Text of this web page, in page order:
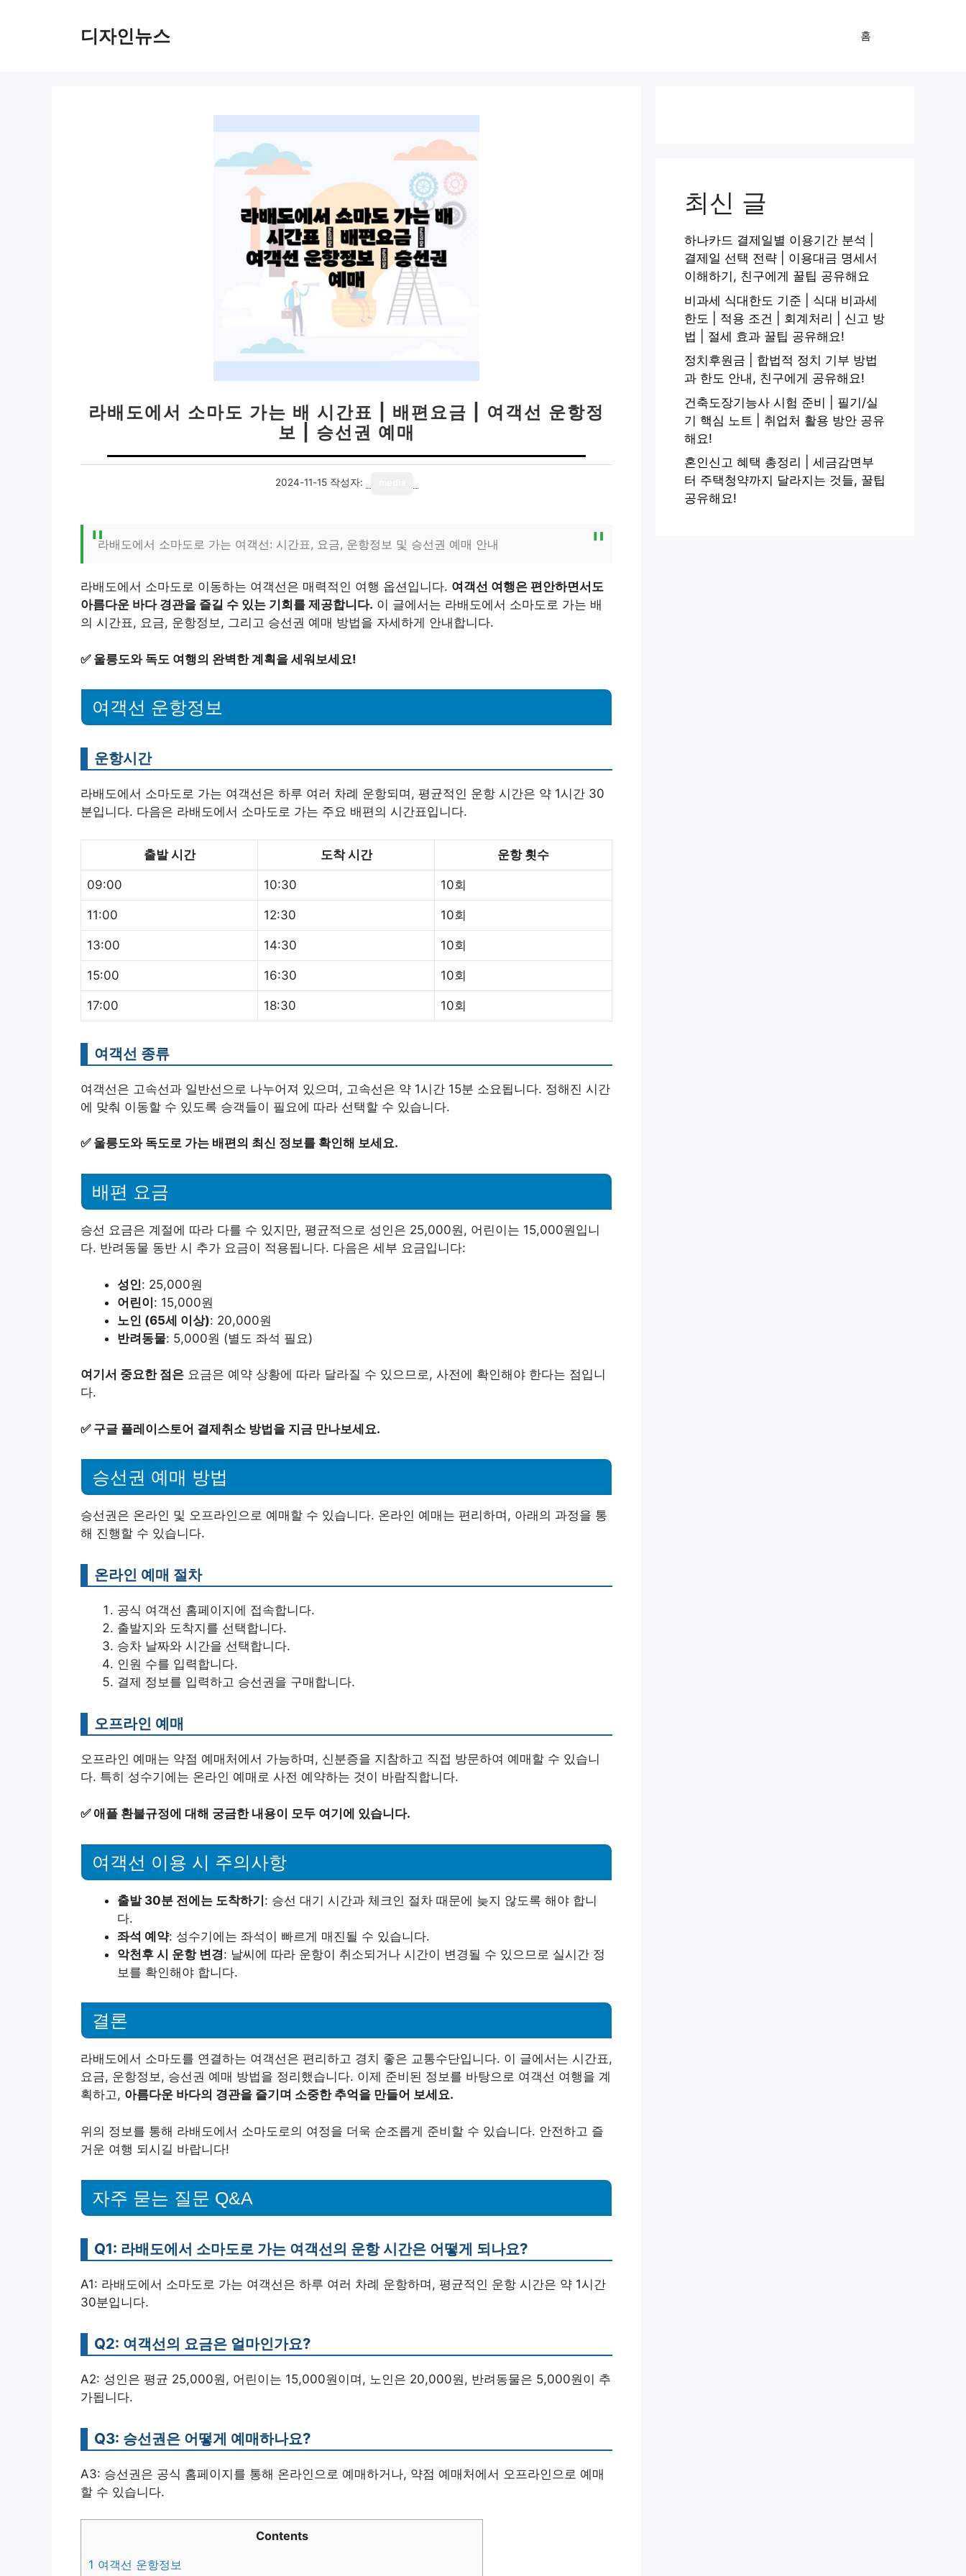
디자인뉴스 홈
라배도에서 소마도 가는 배 시간표 | 배편요금 | 여객선 운항정
보 | 승선권 예매
2024-11-15 작성자:
라배도에서 소마도로 가는 여객선: 시간표, 요금, 운항정보 및 승선권 예매 안내
라배도에서 소마도로 이동하는 여객선은 매력적인 여행 옵션입니다. 여객선 여행은 편안하면서도
아름다운 바다 경관을 즐길 수 있는 기회를 제공합니다. 이 글에서는 라배도에서 소마도로 가는 배
의 시간표, 요금, 운항정보, 그리고 승선권 예매 방법을 자세하게 안내합니다.
✅ 울릉도와 독도 여행의 완벽한 계획을 세워보세요!
여객선 운항정보
운항시간
라배도에서 소마도로 가는 여객선은 하루 여러 차례 운항되며, 평균적인 운항 시간은 약 1시간 30
분입니다. 다음은 라배도에서 소마도로 가는 주요 배편의 시간표입니다.
출발 시간 도착 시간 운항 횟수
09:00 10:30 10회
11:00 12:30 10회
13:00 14:30 10회
15:00 16:30 10회
17:00 18:30 10회
여객선 종류
여객선은 고속선과 일반선으로 나누어져 있으며, 고속선은 약 1시간 15분 소요됩니다. 정해진 시간
에 맞춰 이동할 수 있도록 승객들이 필요에 따라 선택할 수 있습니다.
✅ 울릉도와 독도로 가는 배편의 최신 정보를 확인해 보세요.
배편 요금
승선 요금은 계절에 따라 다를 수 있지만, 평균적으로 성인은 25,000원, 어린이는 15,000원입니
다. 반려동물 동반 시 추가 요금이 적용됩니다. 다음은 세부 요금입니다:
성인: 25,000원
어린이: 15,000원
노인 (65세 이상): 20,000원
반려동물: 5,000원 (별도 좌석 필요)
여기서 중요한 점은 요금은 예약 상황에 따라 달라질 수 있으므로, 사전에 확인해야 한다는 점입니
다.
✅ 구글 플레이스토어 결제취소 방법을 지금 만나보세요.
승선권 예매 방법
승선권은 온라인 및 오프라인으로 예매할 수 있습니다. 온라인 예매는 편리하며, 아래의 과정을 통
해 진행할 수 있습니다.
온라인 예매 절차
공식 여객선 홈페이지에 접속합니다.
출발지와 도착지를 선택합니다.
승차 날짜와 시간을 선택합니다.
인원 수를 입력합니다.
결제 정보를 입력하고 승선권을 구매합니다.
오프라인 예매
오프라인 예매는 약점 예매처에서 가능하며, 신분증을 지참하고 직접 방문하여 예매할 수 있습니
다. 특히 성수기에는 온라인 예매로 사전 예약하는 것이 바람직합니다.
✅ 애플 환불규정에 대해 궁금한 내용이 모두 여기에 있습니다.
여객선 이용 시 주의사항
출발 30분 전에는 도착하기: 승선 대기 시간과 체크인 절차 때문에 늦지 않도록 해야 합니
다.
좌석 예약: 성수기에는 좌석이 빠르게 매진될 수 있습니다.
악천후 시 운항 변경: 날씨에 따라 운항이 취소되거나 시간이 변경될 수 있으므로 실시간 정
보를 확인해야 합니다.
결론
라배도에서 소마도를 연결하는 여객선은 편리하고 경치 좋은 교통수단입니다. 이 글에서는 시간표,
요금, 운항정보, 승선권 예매 방법을 정리했습니다. 이제 준비된 정보를 바탕으로 여객선 여행을 계
획하고, 아름다운 바다의 경관을 즐기며 소중한 추억을 만들어 보세요.
위의 정보를 통해 라배도에서 소마도로의 여정을 더욱 순조롭게 준비할 수 있습니다. 안전하고 즐
거운 여행 되시길 바랍니다!
자주 묻는 질문 Q&A
Q1: 라배도에서 소마도로 가는 여객선의 운항 시간은 어떻게 되나요?
A1: 라배도에서 소마도로 가는 여객선은 하루 여러 차례 운항하며, 평균적인 운항 시간은 약 1시간
30분입니다.
Q2: 여객선의 요금은 얼마인가요?
A2: 성인은 평균 25,000원, 어린이는 15,000원이며, 노인은 20,000원, 반려동물은 5,000원이 추
가됩니다.
Q3: 승선권은 어떻게 예매하나요?
A3: 승선권은 공식 홈페이지를 통해 온라인으로 예매하거나, 약점 예매처에서 오프라인으로 예매
할 수 있습니다.
Contents
1 여객선 운항정보
최신 글
하나카드 결제일별 이용기간 분석 |
결제일 선택 전략 | 이용대금 명세서
이해하기, 친구에게 꿀팁 공유해요
비과세 식대한도 기준 | 식대 비과세
한도 | 적용 조건 | 회계처리 | 신고 방
법 | 절세 효과 꿀팁 공유해요!
정치후원금 | 합법적 정치 기부 방법
과 한도 안내, 친구에게 공유해요!
건축도장기능사 시험 준비 | 필기/실
기 핵심 노트 | 취업처 활용 방안 공유
해요!
혼인신고 혜택 총정리 | 세금감면부
터 주택청약까지 달라지는 것들, 꿀팁
공유해요!